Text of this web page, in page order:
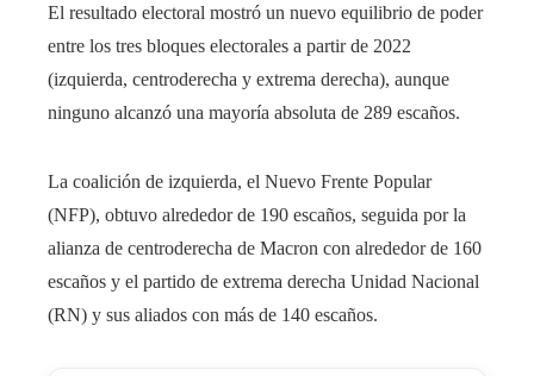
El resultado electoral mostró un nuevo equilibrio de poder
entre los tres bloques electorales a partir de 2022
(izquierda, centroderecha y extrema derecha), aunque
ninguno alcanzó una mayoría absoluta de 289 escaños.
La coalición de izquierda, el Nuevo Frente Popular
(NFP), obtuvo alrededor de 190 escaños, seguida por la
alianza de centroderecha de Macron con alrededor de 160
escaños y el partido de extrema derecha Unidad Nacional
(RN) y sus aliados con más de 140 escaños.